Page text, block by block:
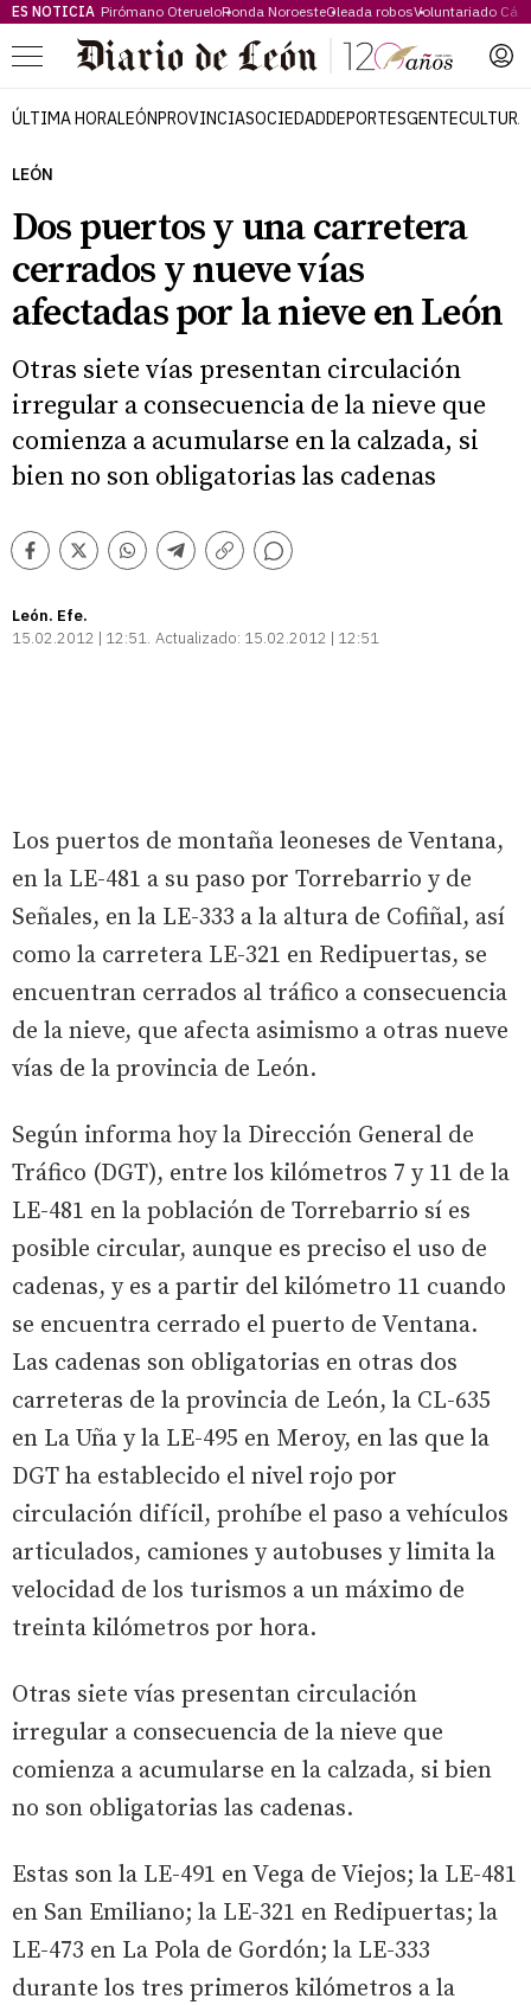
ES NOTICIA Pirómano OterueloRonda NoroesteOleada robosVoluntariado
Menú
ÚLTIMA HORALEÓNPROVINCIASOCIEDADDEPORTESGENTECULTURA
LEÓN
Dos puertos y una carretera
cerrados y nueve vías
afectadas por la nieve en León
Otras siete vías presentan circulación
irregular a consecuencia de la nieve que
comienza a acumularse en la calzada, si
bien no son obligatorias las cadenas
Facebook
TwitterWhatsappTelegram
Copiar
Comentarios
León. Efe.
15.02.2012 | 12:51 Actualizado: 15.02.2012 | 12:51
Los puertos de montaña leoneses de Ventana,
en la LE-481 a su paso por Torrebarrio y de
Señales, en la LE-333 a la altura de Cofiñal, así
como la carretera LE-321 en Redipuertas, se
encuentran cerrados al tráfico a consecuencia
de la nieve, que afecta asimismo a otras nueve
vías de la provincia de León.
Según informa hoy la Dirección General de
Tráfico (DGT), entre los kilómetros 7 y 11 de la
LE-481 en la población de Torrebarrio sí es
posible circular, aunque es preciso el uso de
cadenas, y es a partir del kilómetro 11 cuando
se encuentra cerrado el puerto de Ventana.
Las cadenas son obligatorias en otras dos
carreteras de la provincia de León, la CL-635
en La Uña y la LE-495 en Meroy, en las que la
DGT ha establecido el nivel rojo por
circulación difícil, prohíbe el paso a vehículos
articulados, camiones y autobuses y limita la
velocidad de los turismos a un máximo de
treinta kilómetros por hora.
Otras siete vías presentan circulación
irregular a consecuencia de la nieve que
comienza a acumularse en la calzada, si bien
no son obligatorias las cadenas.
Estas son la LE-491 en Vega de Viejos; la LE-481
en San Emiliano; la LE-321 en Redipuertas; la
LE-473 en La Pola de Gordón; la LE-333
durante los tres primeros kilómetros a la